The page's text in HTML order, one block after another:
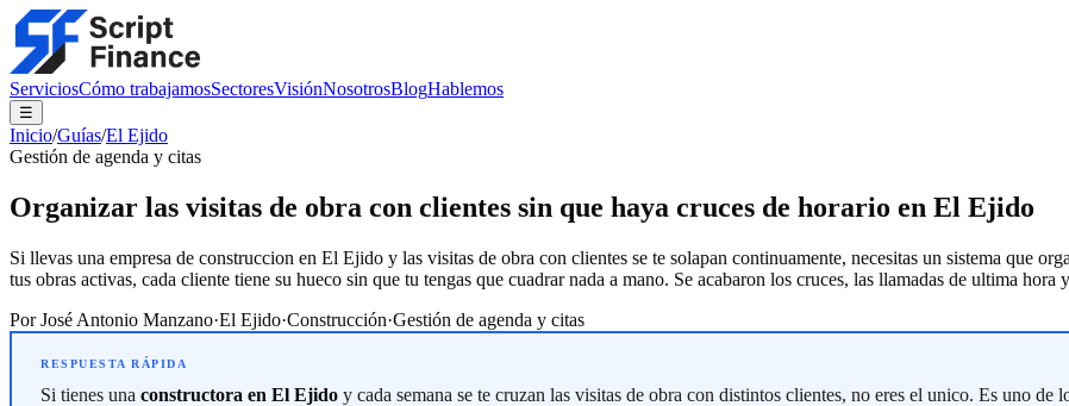
ServiciosCómo trabajamosSectoresVisiónNosotrosBlogHablemos
☰
Inicio/Guías/El Ejido
Gestión de agenda y citas
Organizar las visitas de obra con clientes sin que haya cruces de horario en El Ejido
Si llevas una empresa de construccion en El Ejido y las visitas de obra con clientes se te solapan continuamente, necesitas un sistema que
tus obras activas, cada cliente tiene su hueco sin que tu tengas que cuadrar nada a mano. Se acabaron los cruces, las llamadas de ultima hora
PorJosé Antonio Manzano·El Ejido·Construcción·Gestión de agenda y citas
Si tienes una constructora en El Ejido y cada semana se te cruzan las visitas de obra con distintos clientes, no eres el unico. Es uno